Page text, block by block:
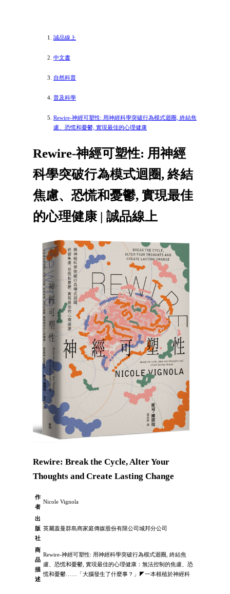
誠品線上
中文書
自然科普
普及科學
Rewire-神經可塑性: 用神經科學突破行為模式迴圈, 終結焦
慮、恐慌和憂鬱, 實現最佳的心理健康
Rewire-神經可塑性: 用神經
科學突破行為模式迴圈, 終結
焦慮、恐慌和憂鬱, 實現最佳
的心理健康 | 誠品線上
Rewire: Break the Cycle, Alter Your
Thoughts and Create Lasting Change
作
者
Nicole Vignola
出
版
社
英屬蓋曼群島商家庭傳媒股份有限公司城邦分公司
商
品
描
述
Rewire-神經可塑性: 用神經科學突破行為模式迴圈, 終結焦
慮、恐慌和憂鬱, 實現最佳的心理健康：無法控制的焦慮、恐
慌和憂鬱……「大腦發生了什麼事？」◤一本根植於神經科